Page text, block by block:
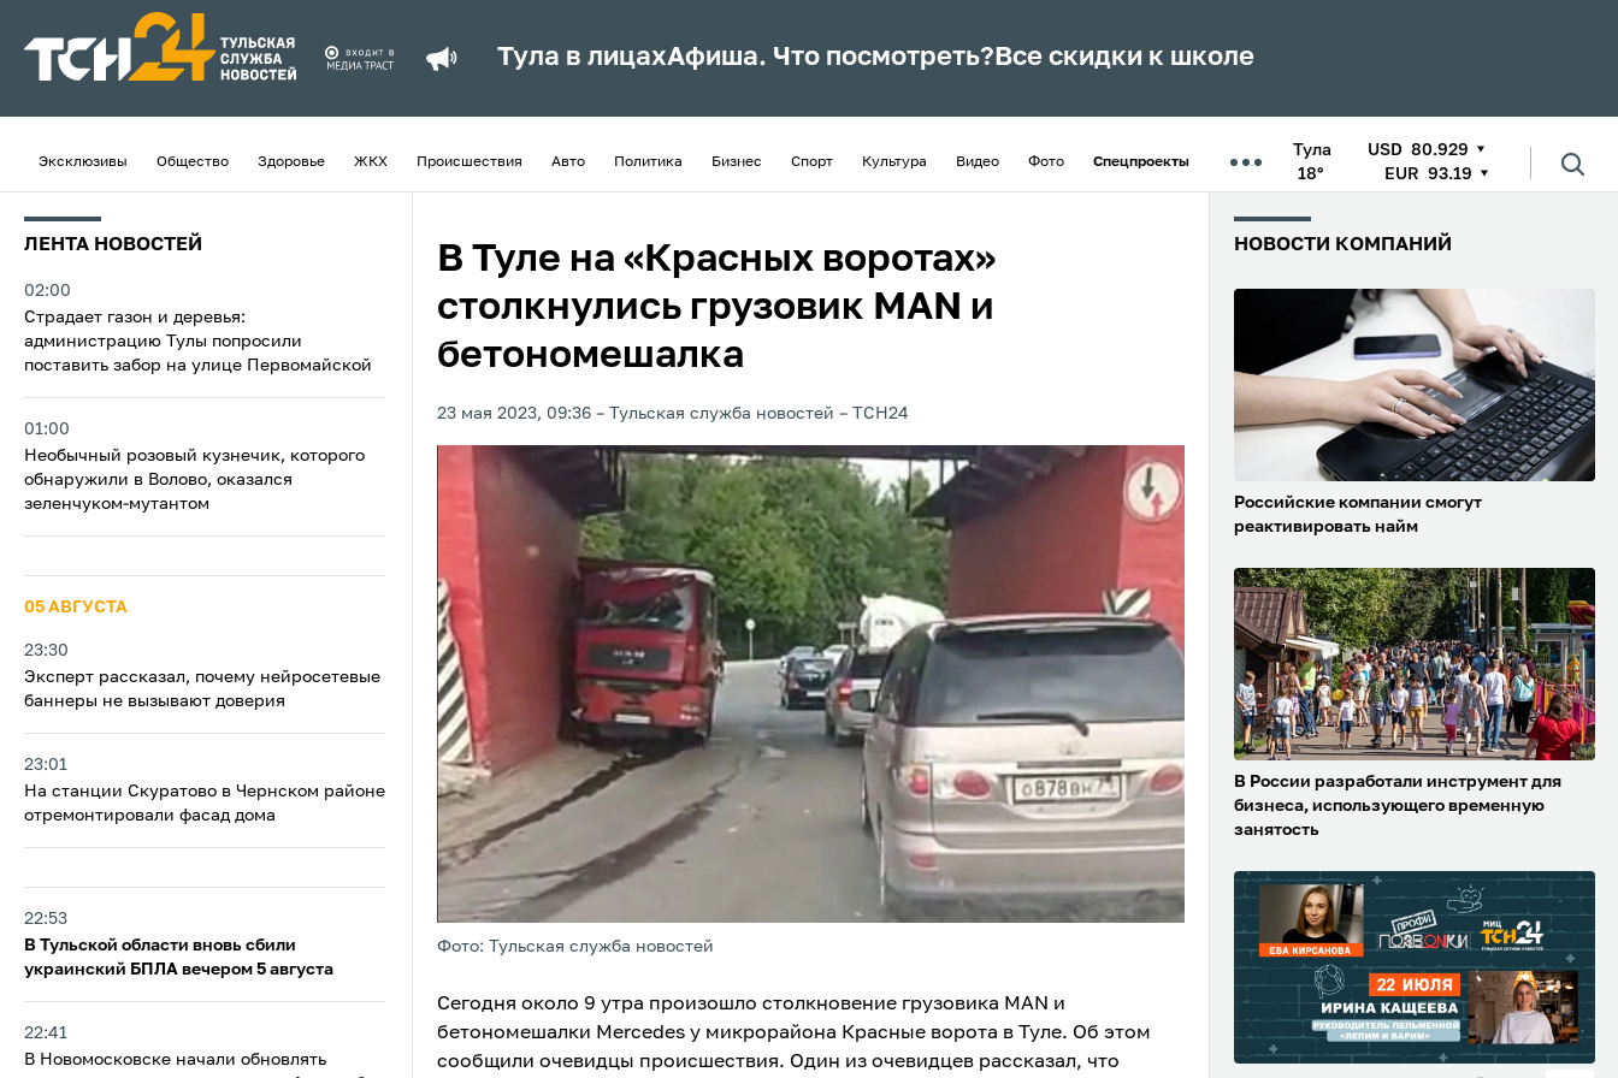
Тула в лицахАфиша. Что посмотреть? Все скидки к школе
Эксклюзивы Общество Здоровье ЖКХ Происшествия Авто Политика Бизнес Спорт Культура Видео Фото Спецпроекты
Тула
18°
USD 80.929
EUR 93.19
ЛЕНТА НОВОСТЕЙ
02:00
Страдает газон и деревья:
администрацию Тулы попросили
поставить забор на улице Первомайской
01:00
Необычный розовый кузнечик, которого
обнаружили в Волово, оказался
зеленчуком-мутантом
05 АВГУСТА
23:30
Эксперт рассказал, почему нейросетевые
баннеры не вызывают доверия
23:01
На станции Скуратово в Чернском районе
отремонтировали фасад дома
22:53
В Тульской области вновь сбили
украинский БПЛА вечером 5 августа
22:41
В Новомосковске начали обновлять
В Туле на «Красных воротах»
столкнулись грузовик MAN и
бетономешалка
23 мая 2023, 09:36 Тульская служба новостей ТСН24
Фото: Тульская служба новостей
Сегодня около 9 утра произошло столкновение грузовика MAN и
бетономешалки Mercedes у микрорайона Красные ворота в Туле. Об этом
сообщили очевидцы происшествия. Один из очевидцев рассказал, что
НОВОСТИ КОМПАНИЙ
Российские компании смогут
реактивировать найм
В России разработали инструмент для
бизнеса, использующего временную
занятость